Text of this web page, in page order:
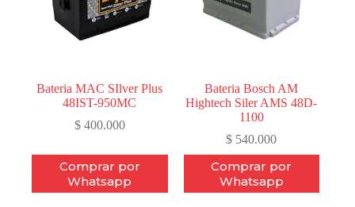
Bateria MAC SIlver Plus
48IST-950MC
$400.000
Comprar por
Whatsapp
Bateria Bosch AM
Hightech Siler AMS 48D-
1100
$ 540.000
Comprar por
Whatsapp